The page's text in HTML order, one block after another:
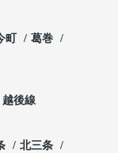
町
葛巻
越後線
北三条